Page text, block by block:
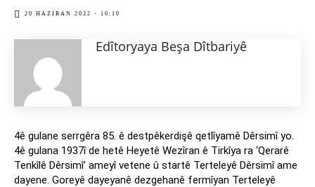
20 HAZIRAN 2022 - 10:10
Edîtoryaya Beşa Dîtbariyê
4ê gulane serrgêra 85. ê destpêkerdişê qetlîyamê Dêrsimî yo.
4ê gulana 1937î de hetê Heyetê Wezîran ê Tirkîya ra ‘Qerarê
Tenkîlê Dêrsimî’ ameyî vetene û startê Terteleyê Dêrsimî ame
dayene. Goreyê dayeyanê dezgehanê fermîyan Terteleyê